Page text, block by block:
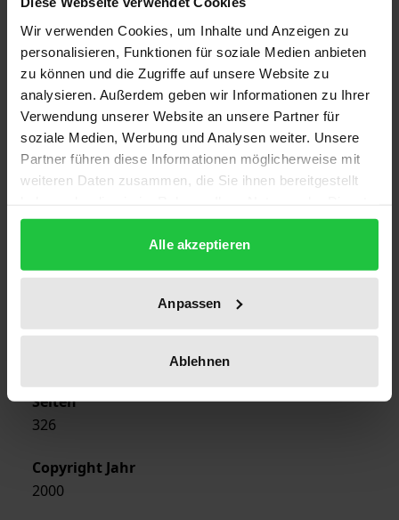
Wir verwenden Cookies, um Inhalte und Anzeigen zu
personalisieren, Funktionen für soziale Medien anbieten
zu können und die Zugriffe auf unsere Website zu
analysieren. Außerdem geben wir Informationen zu Ihrer
Verwendung unserer Website an unsere Partner für
soziale Medien, Werbung und Analysen weiter. Unsere
Partner führen diese Informationen möglicherweise mit
weiteren Daten zusammen, die Sie ihnen bereitgestellt
gesammelt haben.
Alle akzeptieren
Anpassen
Ablehnen
ISBN
978-3-933563-61-3
Erscheinungsdatum
01.08.2000
Erscheinungsjahr
2000
Ausgabeart
Sprachen
Seiten
326
Copyright Jahr
2000